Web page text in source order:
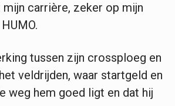
carrière, zeker op mijn
tussen zijn crossploeg en
veldrijden, waar startgeld en
weg hem goed ligt en dat hij